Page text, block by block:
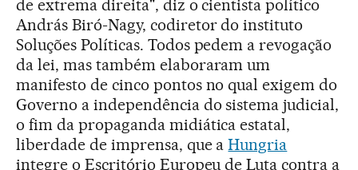
de extrema direita", diz o cientista político
András Biró-Nagy, codiretor do instituto
Soluções Políticas. Todos pedem a revogação
da lei, mas também elaboraram um
manifesto de cinco pontos no qual exigem do
Governo a independência do sistema judicial,
o fim da propaganda midiática estatal,
liberdade de imprensa, que aHungria
integre o Escritório Europeu de Luta contra a